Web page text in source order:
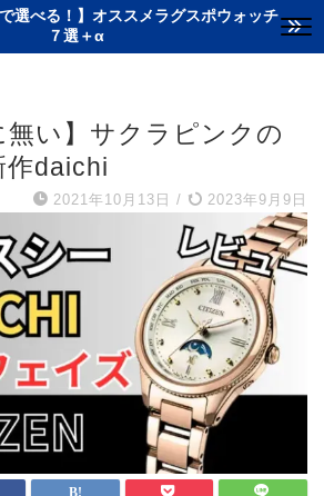
選べる！】オススメラグスポウォッチ
７選＋α
無い】サクラピンクの
作daichi
2021年10月13日 / 2023年9月9日